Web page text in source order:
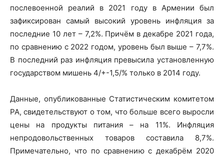
послевоенной реалий в 2021 году в Армении был
зафиксирован самый высокий уровень инфляция за
последние 10 лет – 7,2%. Причём в декабре 2021 года,
по сравнению с 2022 годом, уровень был выше – 7,7%.
В последний раз инфляция превысила установленную
государством мишень 4/+-1,5/% только в 2014 году.
Данные, опубликованные Статистическим комитетом
РА, свидетельствуют о том, что больше всего выросли
цены на продукты питания – на 11%. Инфляция
непродовольственных товаров составила 8,7%.
Примечательно, что по сравнению с декабрём 2020